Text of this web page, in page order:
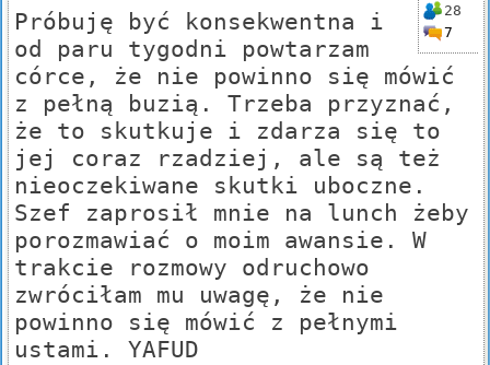
28
7
Próbuję być konsekwentna i
od paru tygodni powtarzam
córce, że nie powinno się mówić
z pełną buzią. Trzeba przyznać,
że to skutkuje i zdarza się to
jej coraz rzadziej, ale są też
nieoczekiwane skutki uboczne.
Szef zaprosił mnie na lunch żeby
porozmawiać o moim awansie. W
trakcie rozmowy odruchowo
zwróciłam mu uwagę, że nie
powinno się mówić z pełnymi
ustami. YAFUD